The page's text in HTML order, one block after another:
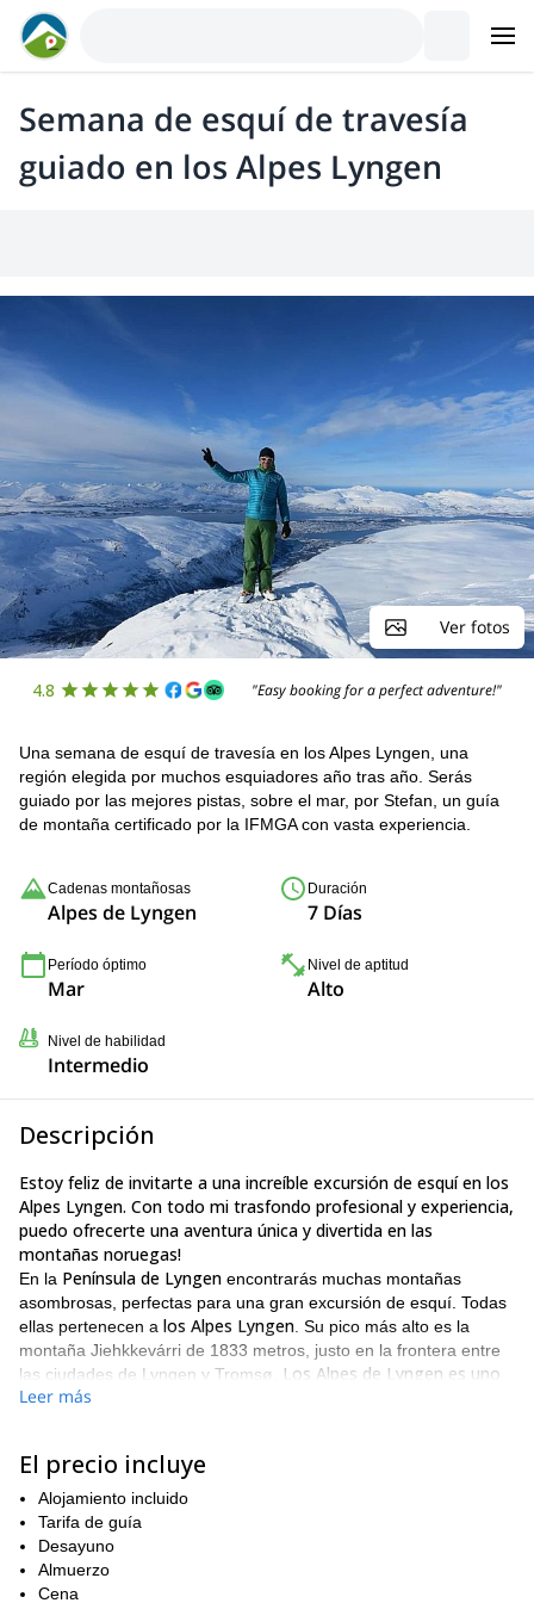
Semana de esquí de travesía
guiado en los Alpes Lyngen
Ver fotos
4.8 "Easy booking for a perfect adventure!"
Una semana de esquí de travesía en los Alpes Lyngen, una
región elegida por muchos esquiadores año tras año. Serás
guiado por las mejores pistas, sobre el mar, por Stefan, un guía
de montaña certificado por la IFMGA con vasta experiencia.
Cadenas montañosas
Alpes de Lyngen
Duración
7 Días
Período óptimo
Mar
Nivel de aptitud
Alto
Nivel de habilidad
Intermedio
Descripción
Estoy feliz de invitarte a una increíble excursión de esquí en los
Alpes Lyngen. Con todo mi trasfondo profesional y experiencia,
puedo ofrecerte una aventura única y divertida en las
montañas noruegas!
En la Península de Lyngen encontrarás muchas montañas
asombrosas, perfectas para una gran excursión de esquí. Todas
ellas pertenecen a los Alpes Lyngen . Su pico más alto es la
montaña Jiehkkevárri de 1833 metros, justo en la frontera entre
las ciudades de Lyngen y Tromsø.
Los Alpes de Lyngen es uno
de los destinos favoritos de los esquiadores
Por favor, ten en cuenta que estoy completamente reservado
para la temporada 2017.
Realmente me gusta llevar a mis amigos y clientes a esta
excursión de esquí noruega porque:
Los Alpes Lyngen tienen pendientes increíbles y bellas...
finalizando nuestras increíbles bajadas de esquí junto al mar;
Leer más
El precio incluye
Alojamiento incluido
Tarifa de guía
Desayuno
Almuerzo
Cena